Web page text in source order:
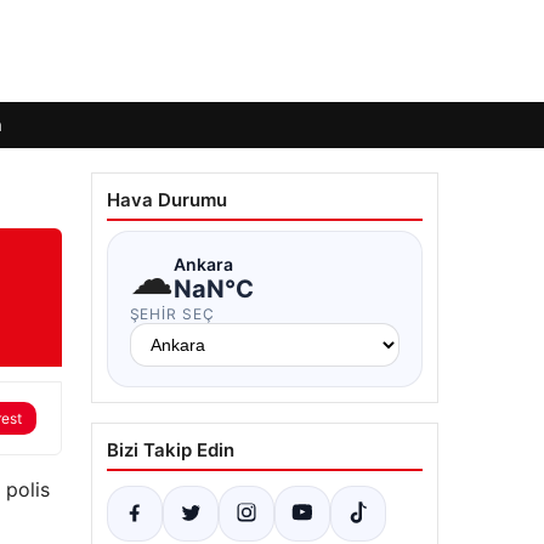
polis
Hava Durumu
☁Ankara
NaN°C
ŞEHIR SEÇ
Bizi Takip Edin